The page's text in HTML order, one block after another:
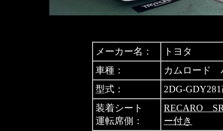
メーカー名：
トヨタ
車種：
カムロード
型式：
2DG-
装着シート
運転席側：
RECARO
ー付き